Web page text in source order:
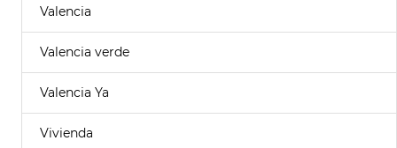
Valencia
Valencia verde
Valencia Ya
Vivienda